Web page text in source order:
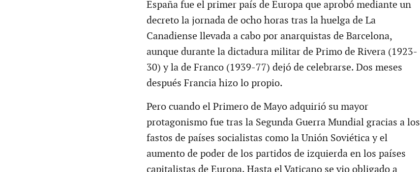
España fue el primer país de Europa que aprobó mediante un
decreto la jornada de ocho horas tras la huelga de La
Canadiense llevada a cabo por anarquistas de Barcelona,
aunque durante la dictadura militar de Primo de Rivera (1923-
30) y la de Franco (1939-77) dejó de celebrarse. Dos meses
después Francia hizo lo propio.
Pero cuando el Primero de Mayo adquirió su mayor
protagonismo fue tras la Segunda Guerra Mundial gracias a los
fastos de países socialistas como la Unión Soviética y el
aumento de poder de los partidos de izquierda en los países
capitalistas de Europa. Hasta el Vaticano se vio obligado a